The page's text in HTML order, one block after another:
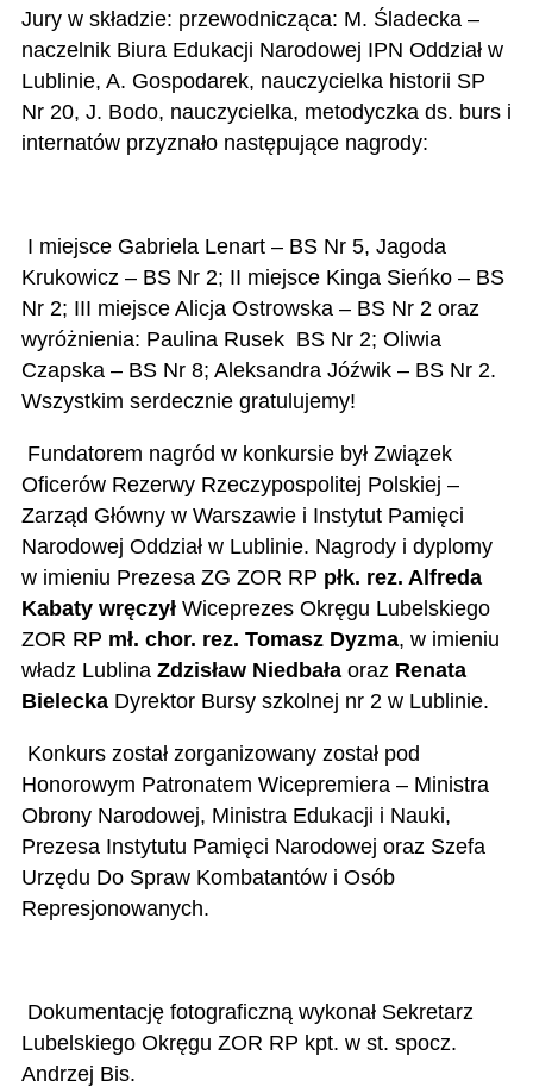
Jury w składzie: przewodnicząca: M. Śladecka –
naczelnik Biura Edukacji Narodowej IPN Oddział w
Lublinie, A. Gospodarek, nauczycielka historii SP
Nr 20, J. Bodo, nauczycielka, metodyczka ds. burs i
internatów przyznało następujące nagrody:
I miejsce Gabriela Lenart – BS Nr 5, Jagoda
Krukowicz – BS Nr 2; II miejsce Kinga Sieńko – BS
Nr 2; III miejsce Alicja Ostrowska – BS Nr 2 oraz
wyróżnienia: Paulina Rusek BS Nr 2; Oliwia
Czapska – BS Nr 8; Aleksandra Jóźwik – BS Nr 2.
Wszystkim serdecznie gratulujemy!
Fundatorem nagród w konkursie był Związek
Oficerów Rezerwy Rzeczypospolitej Polskiej –
Zarząd Główny w Warszawie i Instytut Pamięci
Narodowej Oddział w Lublinie. Nagrody i dyplomy
w imieniu Prezesa ZG ZOR RP płk. rez. Alfreda
Kabaty wręczył Wiceprezes Okręgu Lubelskiego
ZOR RP mł. chor. rez. Tomasz Dyzma, w imieniu
władz Lublina Zdzisław Niedbałaoraz Renata
BieleckaDyrektor Bursy szkolnej nr 2 w Lublinie.
Konkurs został zorganizowany został pod
Honorowym Patronatem Wicepremiera – Ministra
Obrony Narodowej, Ministra Edukacji i Nauki,
Prezesa Instytutu Pamięci Narodowej oraz Szefa
Urzędu Do Spraw Kombatantów i Osób
Represjonowanych.
Dokumentację fotograficzną wykonał Sekretarz
Lubelskiego Okręgu ZOR RP kpt. w st. spocz.
Andrzej Bis.